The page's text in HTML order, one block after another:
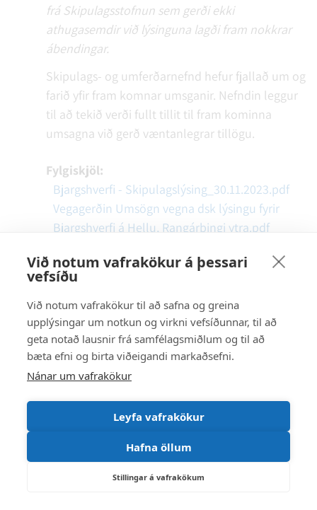
Við notum vafrakökur á þessari
vefsíðu
Við notum vafrakökur til að safna og greina
upplýsingar um notkun og virkni vefsíðunnar, til að
geta notað lausnir frá samfélagsmiðlum og til að
bæta efni og birta viðeigandi markaðsefni.
Nánar um vafrakökur
Leyfa vafrakökur
Hafna öllum
Stillingar á vafrakökum
frá Skipulagsstofnun sem gerði ekki
athugasemdir við lýsinguna lagði fram nokkrar
ábendingar.
Skipulags- og umferðarnefnd hefur fjallað um og
farið yfir fram komnar umsganir. Nefndin leggur
til að tekið verði fullt tillit til fram kominna
umsagna við gerð væntanlegrar tillögu.
Fylgiskjöl:
Bjargshverfi - Skipulagslýsing_30.11.2023.pdf
Vegagerðin Umsögn vegna dsk lýsingu fyrir
Bjargshverfi á Hellu, Rangárþingi ytra.pdf
Landsnet Bréfút_umsögn-
DskBjargshverfi,Rangárþ-ytra(989-2023)(I.pdf
HSL Bjargshverfi, íbúðabyggð á Hellu -
Umsögn um DSKlýsingu.pdf
SKST Lýsing fyrir gerð deiliskipulags
Bjarghverfis íbúðarbyggð Rangárþing ytra.pdf
(1).crdownload.pdf
16. Borg lóð, Þykkvabæ. Skipulagsmál
2211039